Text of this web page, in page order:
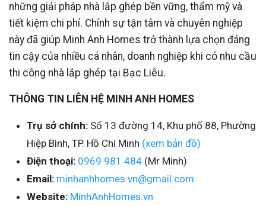
những giải pháp nhà lắp ghép bền vững, thẩm mỹ và
tiết kiệm chi phí. Chính sự tận tâm và chuyên nghiệp
này đã giúp Minh Anh Homes trở thành lựa chọn đáng
tin cậy của nhiều cá nhân, doanh nghiệp khi có nhu cầu
thi công nhà lắp ghép tại Bạc Liêu.
THÔNG TIN LIÊN HỆ MINH ANH HOMES
Trụ sở chính: Số 13 đường 14, Khu phố 88, Phường
Hiệp Bình, TP. Hồ Chí Minh (xem bản đồ)
Điện thoại: 0969 981 484 (Mr Minh)
Email: minhanhhomes.vn@gmail.com
Website: MinhAnhHomes.vn